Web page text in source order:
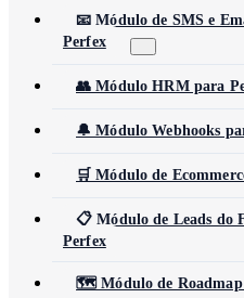
📧 Módulo de SMS e
Perfex
👥 Módulo HRM para
🔔 Módulo Webhooks
🛒 Módulo de
📋 Módulo de Leads do
Perfex
🗺️ Módulo de Roadmap